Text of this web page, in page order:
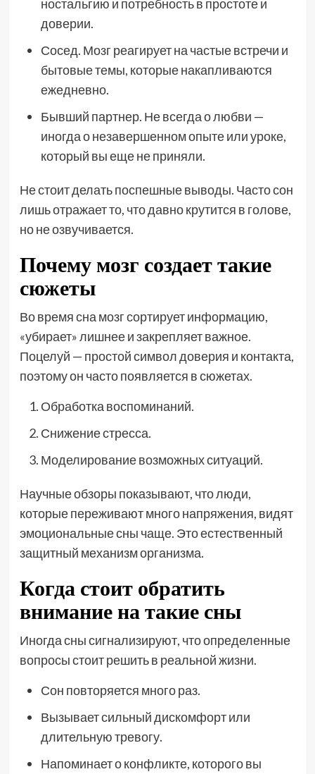
ностальгию и потребность в простоте и
доверии.
Сосед. Мозг реагирует на частые встречи и
бытовые темы, которые накапливаются
ежедневно.
Бывший партнер. Не всегда о любви —
иногда о незавершенном опыте или уроке,
который вы еще не приняли.
Не стоит делать поспешные выводы. Часто сон
лишь отражает то, что давно крутится в голове,
но не озвучивается.
Почему мозг создает такие
сюжеты
Во время сна мозг сортирует информацию,
«убирает» лишнее и закрепляет важное.
Поцелуй — простой символ доверия и контакта,
поэтому он часто появляется в сюжетах.
Обработка воспоминаний.
Снижение стресса.
Моделирование возможных ситуаций.
Научные обзоры показывают, что люди,
которые переживают много напряжения, видят
эмоциональные сны чаще. Это естественный
защитный механизм организма.
Когда стоит обратить
внимание на такие сны
Иногда сны сигнализируют, что определенные
вопросы стоит решить в реальной жизни.
Сон повторяется много раз.
Вызывает сильный дискомфорт или
длительную тревогу.
Напоминает о конфликте, которого вы